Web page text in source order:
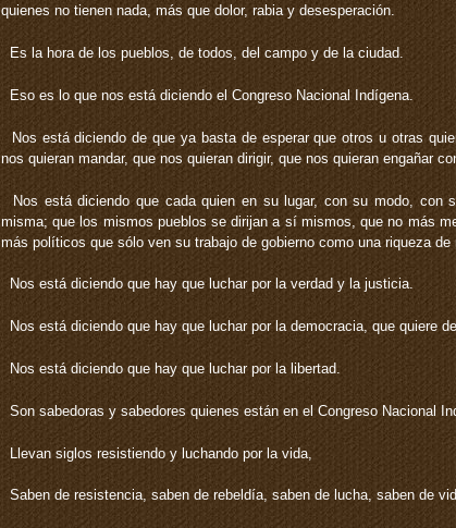
quienes no tienen nada, más que dolor, rabia y desesperación.
Es la hora de los pueblos, de todos, del campo y de la ciudad.
Eso es lo que nos está diciendo el Congreso Nacional Indígena.
Nos está diciendo de que ya basta de esperar que otros u otras
nos quieran mandar, que nos quieran dirigir, que nos quieran engañar
Nos está diciendo que cada quien en su lugar, con su modo, con
misma; que los mismos pueblos se dirijan a sí mismos, que no más
más políticos que sólo ven su trabajo de gobierno como una riqueza de
Nos está diciendo que hay que luchar por la verdad y la justicia.
Nos está diciendo que hay que luchar por la democracia, que quiere
Nos está diciendo que hay que luchar por la libertad.
Son sabedoras y sabedores quienes están en el Congreso Nacional
Llevan siglos resistiendo y luchando por la vida,
Saben de resistencia, saben de rebeldía, saben de lucha, saben de